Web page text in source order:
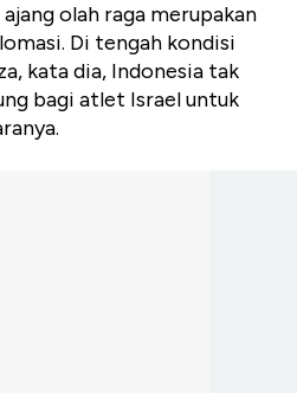
olah raga merupakan
Di tengah kondisi
kata dia, Indonesia tak
bagi atlet Israel untuk